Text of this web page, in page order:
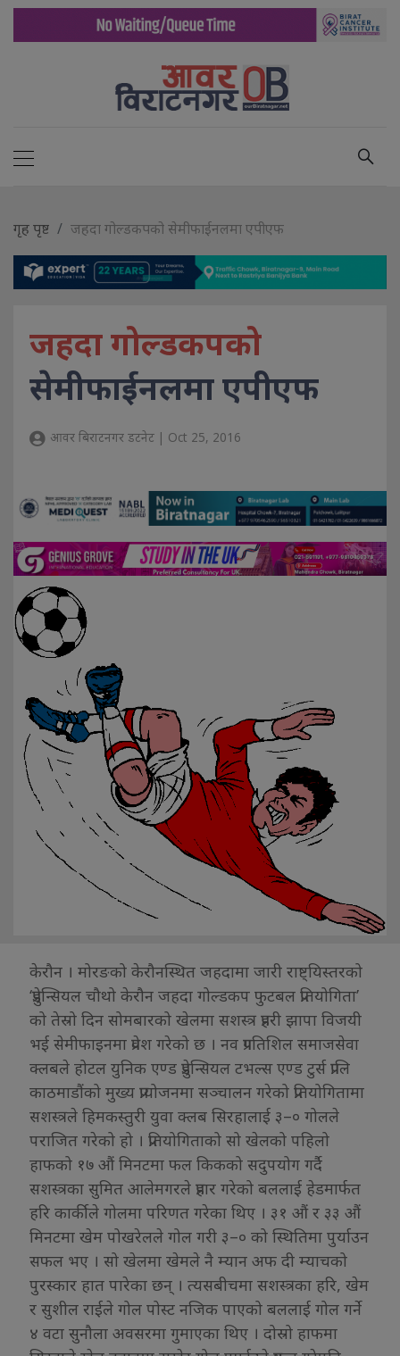
गृह पृष्ट जहदा गोल्डकपको सेमीफाईनलमा एपीएफ
जहदा गोल्डकपको
सेमीफाईनलमा एपीएफ
आवर बिराटनगर डटनेट | Oct 25, 2016
केरौन । मोरङको केरौनस्थित जहदामा जारी राष्ट्यिस्तरको
‘प्रुडेन्सियल चौथो केरौन जहदा गोल्डकप फुटबल प्रतियोगिता’
को तेस्रो दिन सोमबारको खेलमा सशस्त्र प्रहरी झापा विजयी
भई सेमीफाइनमा प्रवेश गरेको छ । नव प्रगतिशिल समाजसेवा
क्लबले होटल युनिक एण्ड प्रुडेन्सियल टभल्स एण्ड टुर्स प्रालि
काठमाडौंको मुख्य प्रायोजनमा सञ्चालन गरेको प्रतियोगितामा
सशस्त्रले हिमकस्तुरी युवा क्लब सिरहालाई ३–० गोलले
पराजित गरेको हो । प्रतियोगिताको सो खेलको पहिलो
हाफको १७ औं मिनटमा फल किकको सदुपयोग गर्दै
सशस्त्रका सुमित आलेमगरले प्रहार गरेको बललाई हेडमार्फत
हरि कार्कीले गोलमा परिणत गरेका थिए । ३१ औं र ३३ औं
मिनटमा खेम पोखरेलले गोल गरी ३–० को स्थितिमा पुर्याउन
सफल भए । सो खेलमा खेमले नै म्यान अफ दी म्याचको
पुरस्कार हात पारेका छन् । त्यसबीचमा सशस्त्रका हरि, खेम
र सुशील राईले गोल पोस्ट नजिक पाएको बललाई गोल गर्ने
४ वटा सुनौला अवसरमा गुमाएका थिए । दोस्रो हाफमा